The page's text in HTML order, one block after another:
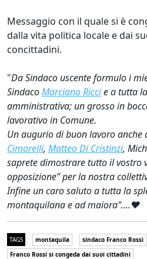
Messaggio con il quale si è
dalla vita politica locale e dai
concittadini.
"Da Sindaco uscente formulo i
SindacoMarciano Riccie a tutta
amministrativa; un grosso in
lavorativo in Comune.
Un augurio di buon lavoro anche
Cimorelli, Matteo Di Cristinzi,
saprete dimostrare tutto il vostro
opposizione” per la nostra
Infine un caro saluto a tutta la
montaquilana e ad maiora"....❤
TAGS montaquila
sindaco Franco Rossi
Franco Rossi si congeda dai suoi cittadini